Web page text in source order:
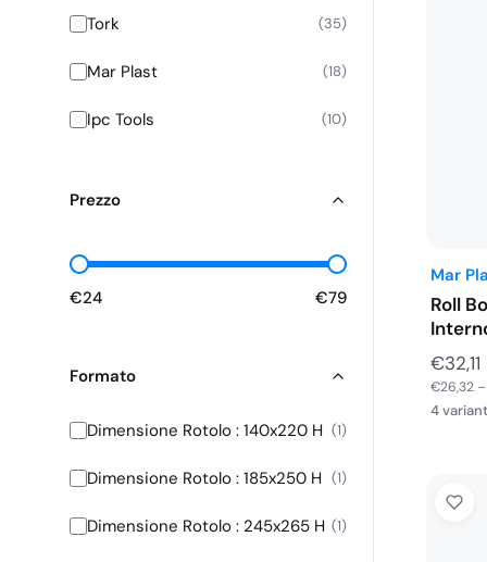
Tork 35
Mar Plast 18
Ipc Tools 10
Prezzo
€24 €79
Formato
Dimensione Rotolo : 140x220 H 1
Dimensione Rotolo : 185x250 H 1
Dimensione Rotolo : 245x265 H 1
Mar
Roll
€32,11
€26,32 –
4